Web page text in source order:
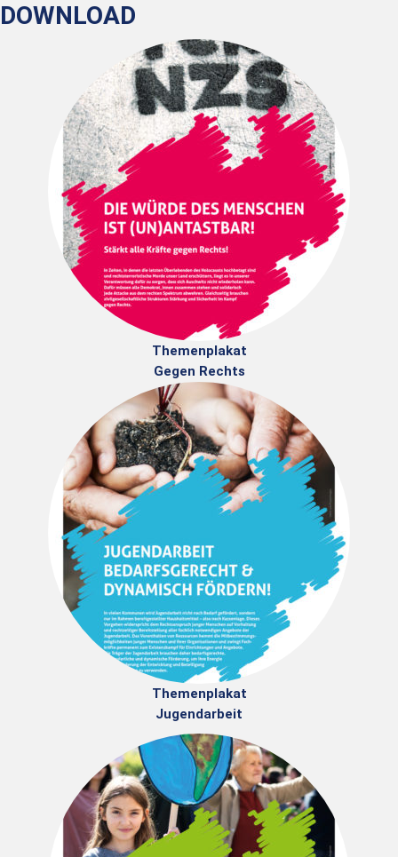
DOWNLOAD
Themenplakat
Gegen Rechts
Themenplakat
Jugendarbeit